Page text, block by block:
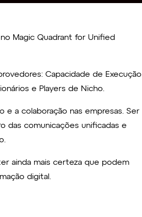
Magic Quadrant for Unified
Capacidade de Execução
e Players de Nicho.
e a colaboração nas empresas. Ser
das comunicações unificadas e
ainda mais certeza que podem
digital.